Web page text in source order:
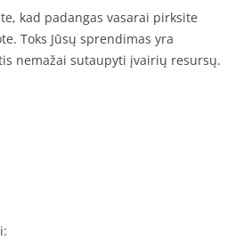
kad padangas vasarai pirksite
Toks Jūsų sprendimas yra
nemažai sutaupyti įvairių resursų.